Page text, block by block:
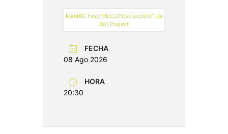
ManIAC Fest:“REC.ON(strucción)”, de
Bot Project
FECHA
08 Ago 2026
HORA
20:30